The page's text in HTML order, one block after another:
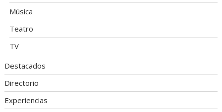
Música
Teatro
TV
Destacados
Directorio
Experiencias